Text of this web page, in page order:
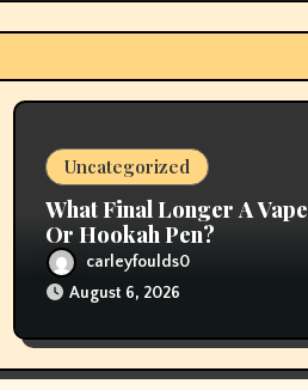
Uncategorized
What Final Longer A Vape
Or Hookah Pen?
carleyfoulds0
August 6, 2026